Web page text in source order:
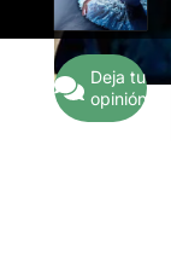
Deja tu
opinión